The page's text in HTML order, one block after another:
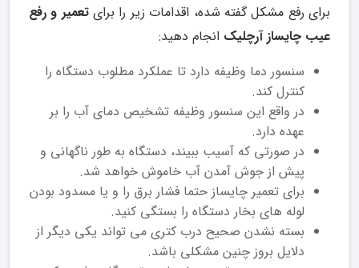
برای رفع مشکل گفته شده، اقدامات زیر را برایتعمیر و رفع
عیب چایساز آرچلیک انجام دهید:
سنسور دما وظیفه دارد تا عملکرد مطلوب دستگاه را
کنترل کند.
در واقع این سنسور وظیفه تشخیص دمای آب را بر
عهده دارد.
در صورتی که آسیب ببیند، دستگاه به طور ناگهانی و
پیش از جوش آمدن آب خاموش خواهد شد.
برای تعمیر چایساز حتما فشار برق را و یا مسدود بودن
لوله های بخار دستگاه را بستگی کنید.
بسته نشدن صحیح درب کتری می تواند یکی دیگر از
دلایل بروز چنین مشکلی باشد.